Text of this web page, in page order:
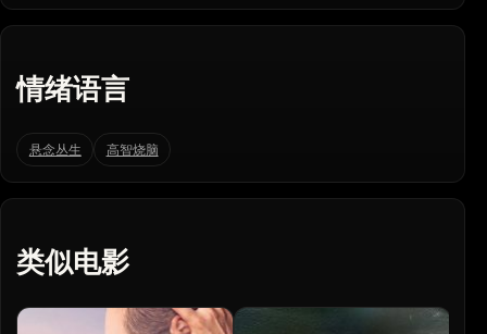
情绪语言
悬念丛生 高智烧脑
类似电影